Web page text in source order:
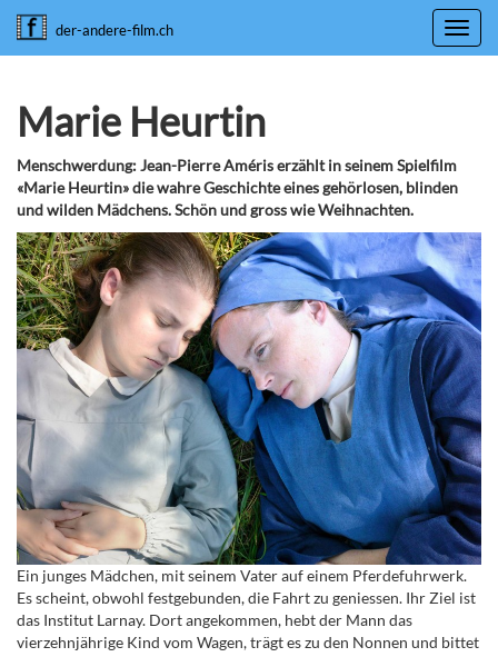
der-andere-film.ch
Marie Heurtin
Menschwerdung: Jean-Pierre Améris erzählt in seinem Spielfilm
«Marie Heurtin» die wahre Geschichte eines gehörlosen, blinden
und wilden Mädchens. Schön und gross wie Weihnachten.
Ein junges Mädchen, mit seinem Vater auf einem Pferdefuhrwerk.
Es scheint, obwohl festgebunden, die Fahrt zu geniessen. Ihr Ziel ist
das Institut Larnay. Dort angekommen, hebt der Mann das
vierzehnjährige Kind vom Wagen, trägt es zu den Nonnen und bittet